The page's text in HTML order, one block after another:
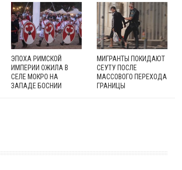
ЭПОХА РИМСКОЙ
ИМПЕРИИ ОЖИЛА В
СЕЛЕ МОКРО НА
ЗАПАДЕ БОСНИИ
МИГРАНТЫ ПОКИДАЮТ
СЕУТУ ПОСЛЕ
МАССОВОГО ПЕРЕХОДА
ГРАНИЦЫ